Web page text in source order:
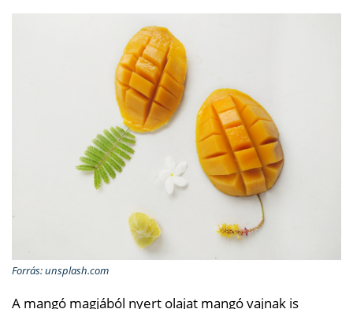
Forrás: unsplash.com
A mangó magjából nyert olajat mangó vajnak is